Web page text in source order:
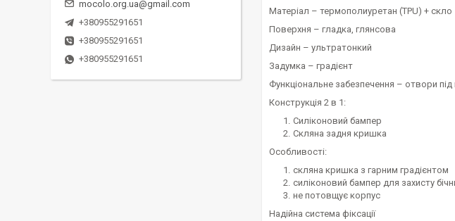
Матеріал – термополиуретан (TPU) + скло
Поверхня – гладка, глянсова
Дизайн – ультратонкий
Задумка – градієнт
Функціональне забезпечення – отвори під
Конструкція 2 в 1:
Силіконовий бампер
Скляна задня кришка
Особливості:
скляна кришка з гарним градієнтом
силіконовий бампер для захисту
не потовщує корпус
Надійна система фіксації
mocolo.org.ua@gmail.com
+380955291651
+380955291651
+380955291651